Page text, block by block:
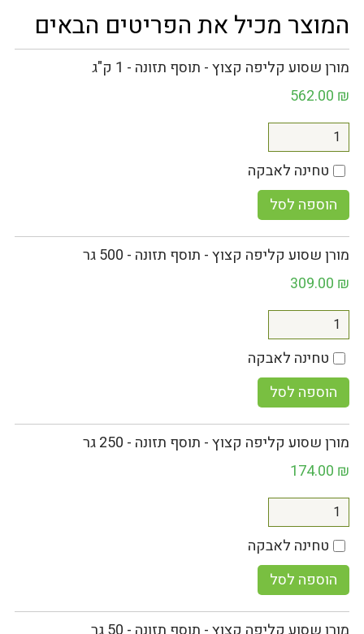
המוצר מכיל את הפריטים הבאים
מורן שסוע קליפה קצוץ - תוסף תזונה - 1 ק"ג
562.00 ₪
טחינה לאבקה
הוספה לסל
מורן שסוע קליפה קצוץ - תוסף תזונה - 500 גר
309.00 ₪
טחינה לאבקה
הוספה לסל
מורן שסוע קליפה קצוץ - תוסף תזונה - 250 גר
174.00 ₪
טחינה לאבקה
הוספה לסל